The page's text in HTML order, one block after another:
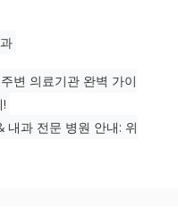
변 의료기관 완벽 가이
내과 전문 병원 안내: 위